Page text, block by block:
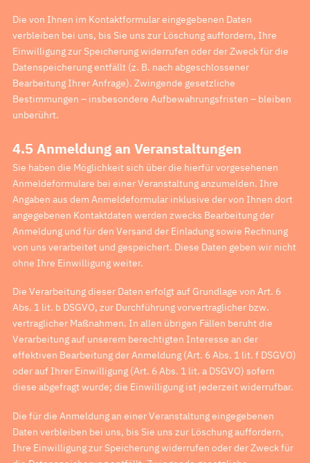
Die von Ihnen im Kontaktformular eingegebenen Daten
verbleiben bei uns, bis Sie uns zur Löschung auffordern, Ihre
Einwilligung zur Speicherung widerrufen oder der Zweck für die
Datenspeicherung entfällt (z. B. nach abgeschlossener
Bearbeitung Ihrer Anfrage). Zwingende gesetzliche
Bestimmungen – insbesondere Aufbewahrungsfristen – bleiben
unberührt.
4.5 Anmeldung an Veranstaltungen
Sie haben die Möglichkeit sich über die hierfür vorgesehenen
Anmeldeformulare bei einer Veranstaltung anzumelden. Ihre
Angaben aus dem Anmeldeformular inklusive der von Ihnen dort
angegebenen Kontaktdaten werden zwecks Bearbeitung der
Anmeldung und für den Versand der Einladung sowie Rechnung
von uns verarbeitet und gespeichert. Diese Daten geben wir nicht
ohne Ihre Einwilligung weiter.
Die Verarbeitung dieser Daten erfolgt auf Grundlage von Art. 6
Abs. 1 lit. b DSGVO, zur Durchführung vorvertraglicher bzw.
vertraglicher Maßnahmen. In allen übrigen Fällen beruht die
Verarbeitung auf unserem berechtigten Interesse an der
effektiven Bearbeitung der Anmeldung (Art. 6 Abs. 1 lit. f DSGVO)
oder auf Ihrer Einwilligung (Art. 6 Abs. 1 lit. a DSGVO) sofern
diese abgefragt wurde; die Einwilligung ist jederzeit widerrufbar.
Die für die Anmeldung an einer Veranstaltung eingegebenen
Daten verbleiben bei uns, bis Sie uns zur Löschung auffordern,
Ihre Einwilligung zur Speicherung widerrufen oder der Zweck für